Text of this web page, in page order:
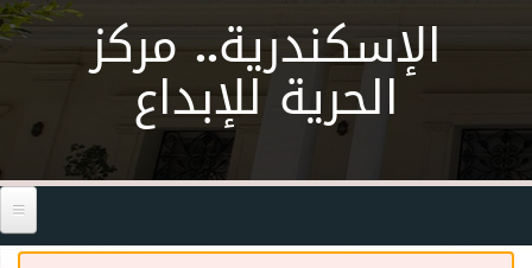
الإسكندرية.. مركز
الحرية للإبداع